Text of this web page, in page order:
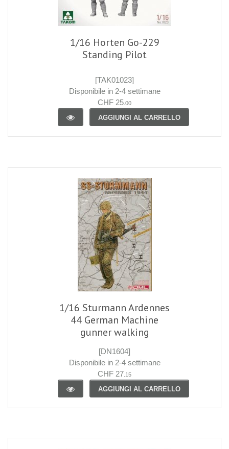
1/16 Horten Go-229
Standing Pilot
[TAK01023]
Disponibile in 2-4 settimane
CHF 25 .00
AGGIUNGI AL CARRELLO
1/16 Sturmann Ardennes
44 German Machine
gunner walking
[DN1604]
Disponibile in 2-4 settimane
CHF 27 .15
AGGIUNGI AL CARRELLO